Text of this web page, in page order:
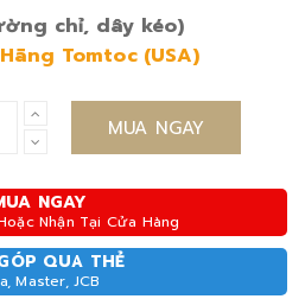
chỉ, dây kéo)
Tomtoc (USA)
MUA NGAY
NGAY
Nhận Tại Cửa Hàng
QUA THẺ
Master, JCB